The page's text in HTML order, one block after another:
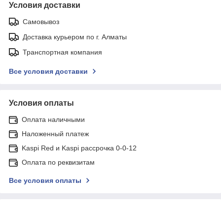
Условия доставки
Самовывоз
Доставка курьером по г. Алматы
Транспортная компания
Все условия доставки
Условия оплаты
Оплата наличными
Наложенный платеж
Kaspi Red и Kaspi рассрочка 0-0-12
Оплата по реквизитам
Все условия оплаты